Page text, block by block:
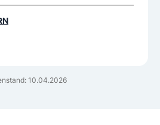
10.04.2026